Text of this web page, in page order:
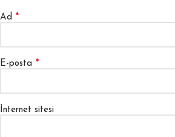
Ad *
E-posta *
İnternet sitesi